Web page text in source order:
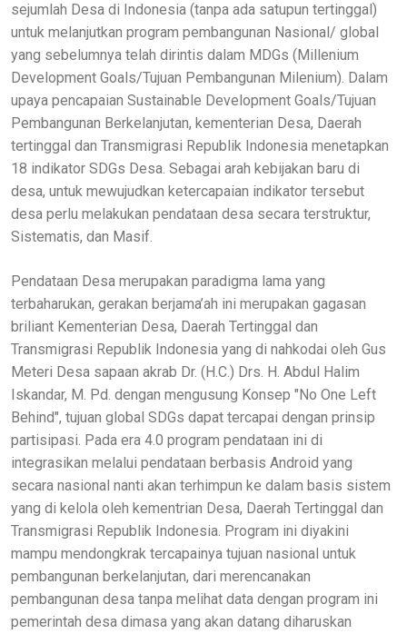
sejumlah Desa di Indonesia (tanpa ada satupun tertinggal)
untuk melanjutkan program pembangunan Nasional/ global
yang sebelumnya telah dirintis dalam MDGs (Millenium
Development Goals/Tujuan Pembangunan Milenium). Dalam
upaya pencapaian Sustainable Development Goals/Tujuan
Pembangunan Berkelanjutan, kementerian Desa, Daerah
tertinggal dan Transmigrasi Republik Indonesia menetapkan
18 indikator SDGs Desa. Sebagai arah kebijakan baru di
desa, untuk mewujudkan ketercapaian indikator tersebut
desa perlu melakukan pendataan desa secara terstruktur,
Sistematis, dan Masif.
Pendataan Desa merupakan paradigma lama yang
terbaharukan, gerakan berjama’ah ini merupakan gagasan
briliant Kementerian Desa, Daerah Tertinggal dan
Transmigrasi Republik Indonesia yang di nahkodai oleh Gus
Meteri Desa sapaan akrab Dr. (H.C.) Drs. H. Abdul Halim
Iskandar, M. Pd. dengan mengusung Konsep "No One Left
Behind", tujuan global SDGs dapat tercapai dengan prinsip
partisipasi. Pada era 4.0 program pendataan ini di
integrasikan melalui pendataan berbasis Android yang
secara nasional nanti akan terhimpun ke dalam basis sistem
yang di kelola oleh kementrian Desa, Daerah Tertinggal dan
Transmigrasi Republik Indonesia. Program ini diyakini
mampu mendongkrak tercapainya tujuan nasional untuk
pembangunan berkelanjutan, dari merencanakan
pembangunan desa tanpa melihat data dengan program ini
pemerintah desa dimasa yang akan datang diharuskan